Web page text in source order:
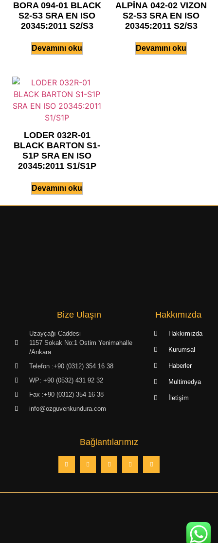
BORA 094-01 BLACK
S2-S3 SRA EN ISO
20345:2011 S2/S3
Devamını oku
ALPİNA 042-02 VIZON
S2-S3 SRA EN ISO
20345:2011 S2/S3
Devamını oku
LODER 032R-01
BLACK BARTON S1-
S1P SRA EN ISO
20345:2011 S1/S1P
Devamını oku
Bize Ulaşın
Uzayçağı Caddesi
1157 Sokak No:1 Ostim Yenimahalle
/Ankara
Telefon :+90 (0312) 354 16 38
WP: +90 (0532) 431 92 32
Fax :+90 (0312) 354 16 38
info@ozguvenkundura.com
Hakkımızda
Hakkımızda
Kurumsal
Haberler
Multimedya
İletişim
Bağlantılarımız